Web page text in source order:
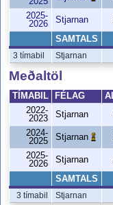
2025-
2026
Stjarnan
SAMTALS
3 tímabil Stjarnan
Meðaltöl
TÍMABIL FÉLAG
2022-
2023
Stjarnan
2024-
2025
Stjarnan
2025-
2026
Stjarnan
SAMTALS
3 tímabil Stjarnan